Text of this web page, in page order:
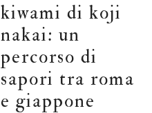
kiwami di koji
nakai: un
percorso di
sapori tra roma
e giappone